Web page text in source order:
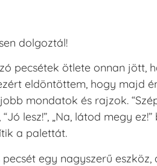
dolgoztál!
pecsétek ötlete onnan jött,
eldöntöttem, hogy majd
mondatok és rajzok.
lesz!”, „Na, látod megy
a palettát.
egy nagyszerű